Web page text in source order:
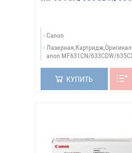
Canon
anon MF631CN/633CDW/
КУПИТЬ